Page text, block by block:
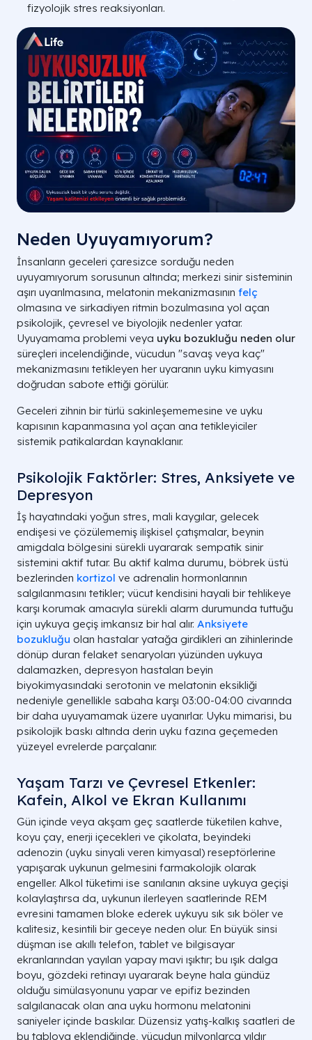
fizyolojik stres reaksiyonları.
Neden Uyuyamıyorum?
İnsanların geceleri çaresizce sorduğu neden
uyuyamıyorum sorusunun altında; merkezi sinir sisteminin
aşırı uyarılmasına, melatonin mekanizmasının felç
olmasına ve sirkadiyen ritmin bozulmasına yol açan
psikolojik, çevresel ve biyolojik nedenler yatar.
Uyuyamama problemi veya uyku bozukluğu neden olur
süreçleri incelendiğinde, vücudun "savaş veya kaç"
mekanizmasını tetikleyen her uyaranın uyku kimyasını
doğrudan sabote ettiği görülür.
Geceleri zihnin bir türlü sakinleşememesine ve uyku
kapısının kapanmasına yol açan ana tetikleyiciler
sistemik patikalardan kaynaklanır.
Psikolojik Faktörler: Stres, Anksiyete ve
Depresyon
İş hayatındaki yoğun stres, mali kaygılar, gelecek
endişesi ve çözülememiş ilişkisel çatışmalar, beynin
amigdala bölgesini sürekli uyararak sempatik sinir
sistemini aktif tutar. Bu aktif kalma durumu, böbrek üstü
bezlerinden kortizol ve adrenalin hormonlarının
salgılanmasını tetikler; vücut kendisini hayali bir tehlikeye
karşı korumak amacıyla sürekli alarm durumunda tuttuğu
için uykuya geçiş imkansız bir hal alır. Anksiyete
bozukluğu olan hastalar yatağa girdikleri an zihinlerinde
dönüp duran felaket senaryoları yüzünden uykuya
dalamazken, depresyon hastaları beyin
biyokimyasındaki serotonin ve melatonin eksikliği
nedeniyle genellikle sabaha karşı 03:00-04:00 civarında
bir daha uyuyamamak üzere uyanırlar. Uyku mimarisi, bu
psikolojik baskı altında derin uyku fazına geçemeden
yüzeyel evrelerde parçalanır.
Yaşam Tarzı ve Çevresel Etkenler:
Kafein, Alkol ve Ekran Kullanımı
Gün içinde veya akşam geç saatlerde tüketilen kahve,
koyu çay, enerji içecekleri ve çikolata, beyindeki
adenozin (uyku sinyali veren kimyasal) reseptörlerine
yapışarak uykunun gelmesini farmakolojik olarak
engeller. Alkol tüketimi ise sanılanın aksine uykuya geçişi
kolaylaştırsa da, uykunun ilerleyen saatlerinde REM
evresini tamamen bloke ederek uykuyu sık sık böler ve
kalitesiz, kesintili bir geceye neden olur. En büyük sinsi
düşman ise akıllı telefon, tablet ve bilgisayar
ekranlarından yayılan yapay mavi ışıktır; bu ışık dalga
boyu, gözdeki retinayı uyararak beyne hala gündüz
olduğu simülasyonunu yapar ve epifiz bezinden
salgılanacak olan ana uyku hormonu melatonini
saniyeler içinde baskılar. Düzensiz yatış-kalkış saatleri de
bu tabloya eklendiğinde, vücudun milyonlarca yıldır